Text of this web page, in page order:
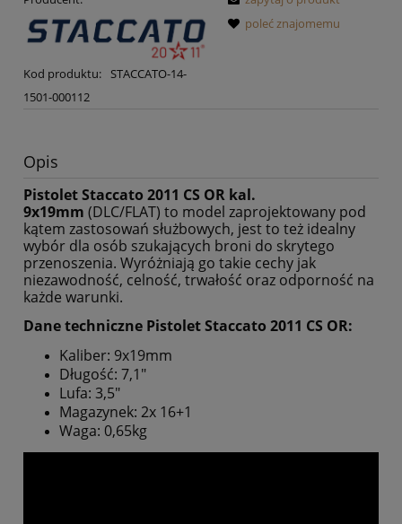
Kod produktu: STACCATO-14-
1501-000112
poleć znajomemu
Opis
Pistolet Staccato 2011 CS OR kal.
9x19mm (DLC/FLAT) to model zaprojektowany pod
kątem zastosowań służbowych, jest to też idealny
wybór dla osób szukających broni do skrytego
przenoszenia. Wyróżniają go takie cechy jak
niezawodność, celność, trwałość oraz odporność na
każde warunki.
Dane techniczne Pistolet Staccato 2011 CS OR:
Kaliber: 9x19mm
Długość: 7,1"
Lufa: 3,5"
Magazynek: 2x 16+1
Waga: 0,65kg